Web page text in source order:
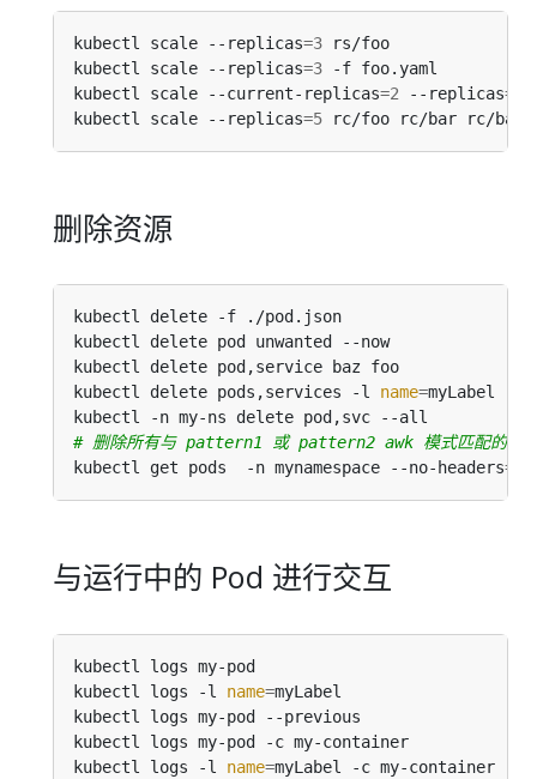
kubectl scale --replicas=3 rs/
kubectl scale --replicas=3 -f
kubectl scale --current-replicas=2 --replicas=
kubectl scale --replicas=5 rc/foo rc/
删除资源
kubectl delete -f
kubectl delete pod
kubectl delete
kubectl delete pods,services -l name=
kubectl -n my-ns
# 删除所有与 pattern1 或 pattern2 awk 模式匹配的
kubectl get pods  -n mynamespace --no-headers=
与运行中的 Pod 进行交互
kubectl logs my-
kubectl logs -l name=
kubectl logs my-pod --
kubectl logs my-pod -c my-
kubectl logs -l name=myLabel -c my-